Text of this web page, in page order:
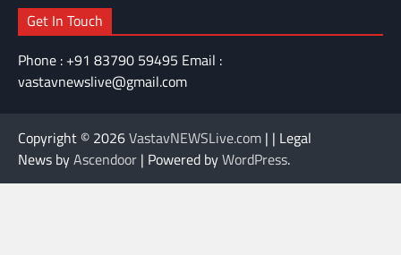
Get In Touch
Phone : +91 83790 59495 Email :
vastavnewslive@gmail.com
Copyright © 2026VastavNEWSLive.com | | Legal
News byAscendoor | Powered byWordPress.